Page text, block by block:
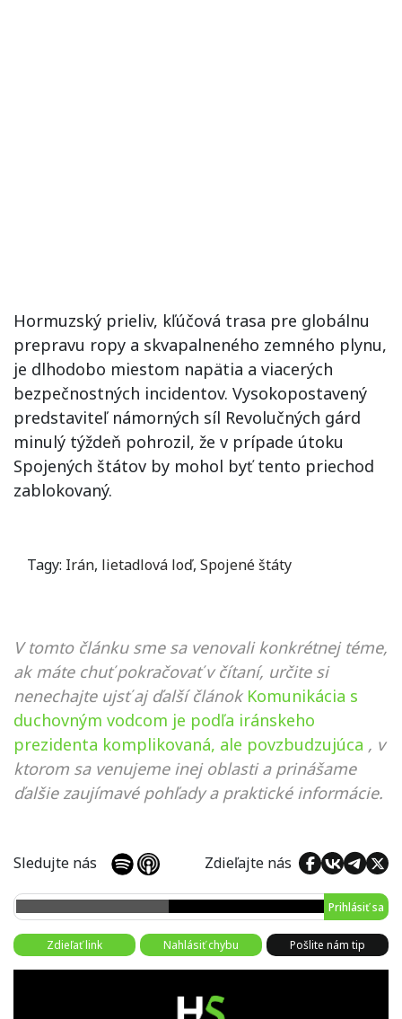
Hormuzský prieliv, kľúčová trasa pre globálnu
prepravu ropy a skvapalneného zemného plynu,
je dlhodobo miestom napätia a viacerých
bezpečnostných incidentov. Vysokopostavený
predstaviteľ námorných síl Revolučných gárd
minulý týždeň pohrozil, že v prípade útoku
Spojených štátov by mohol byť tento priechod
zablokovaný.
Tagy: Irán, lietadlová loď, Spojené štáty
V tomto článku sme sa venovali konkrétnej téme,
ak máte chuť pokračovať v čítaní, určite si
nenechajte ujsť aj ďalší článok Komunikácia s
duchovným vodcom je podľa iránskeho
prezidenta komplikovaná, ale povzbudzujúca , v
ktorom sa venujeme inej oblasti a prinášame
ďalšie zaujímavé pohľady a praktické informácie.
Sledujte nás Zdieľajte nás
Prihlásiť sa
Zdieľať link Nahlásiť chybu Pošlite nám tip